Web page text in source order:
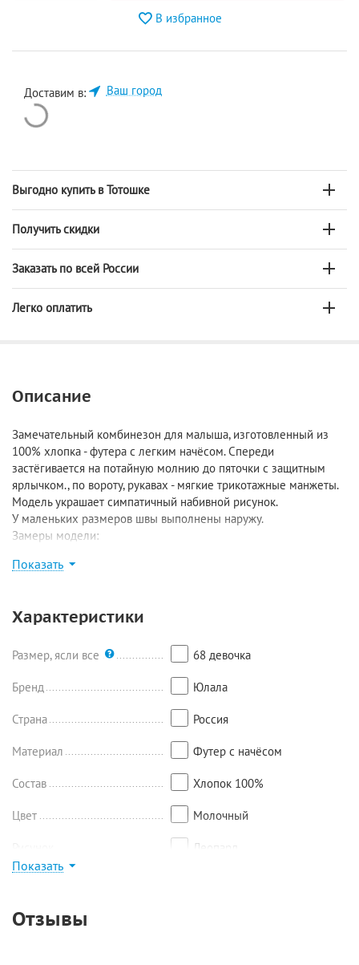
В избранное
Доставим в: Ваш город
Выгодно купить в Тотошке
Получить скидки
Заказать по всей России
Легко оплатить
Описание
Замечательный комбинезон для малыша, изготовленный из
100% хлопка - футера с легким начёсом. Спереди
застёгивается на потайную молнию до пяточки с защитным
ярлычком., по вороту, рукавах - мягкие трикотажные манжеты.
Модель украшает симпатичный набивной рисунок.
У маленьких размеров швы выполнены наружу.
Замеры модели:
внутреннему шву 17 см, ширина 26 см, рукав 21 см;
Размер 74: длина по внешнему шву 60 см, длина по
Показать
Характеристики
Размер, ясли все 68 девочка
Бренд Юлала
Страна Россия
Материал Футер с начёсом
Состав Хлопок 100%
Цвет Молочный
Леопард
Показать
Отзывы